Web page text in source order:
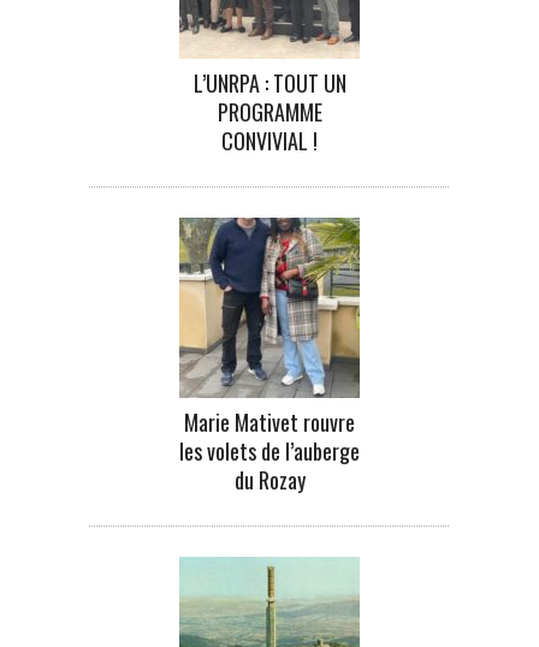
L’UNRPA : TOUT UN
PROGRAMME
CONVIVIAL !
Marie Mativet rouvre
les volets de l’auberge
du Rozay